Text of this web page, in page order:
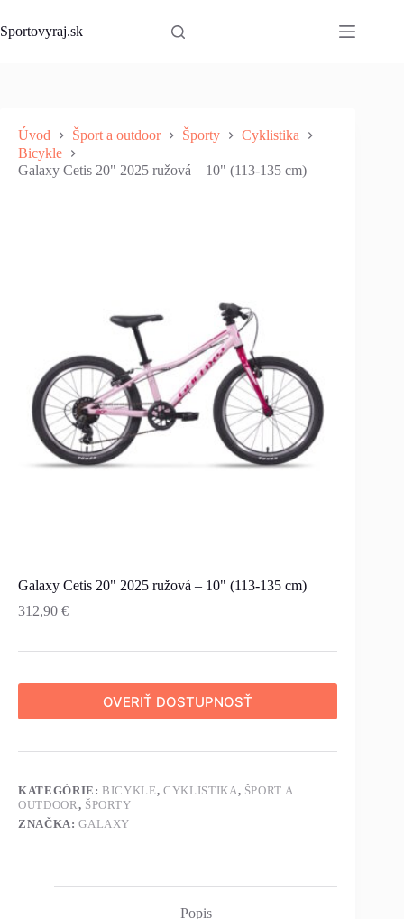
to
content
Sportovyraj.sk
Úvod Šport a outdoor Športy
Cyklistika
Bicykle
Galaxy Cetis 20" 2025 ružová – 10" (113-135 cm)
Galaxy Cetis 20" 2025 ružová – 10" (113-135 cm)
312,90 €
OVERIŤ DOSTUPNOSŤ
KATEGÓRIE:BICYKLE,CYKLISTIKA, ŠPORT A
OUTDOOR, ŠPORTY
ZNAČKA:GALAXY
Popis